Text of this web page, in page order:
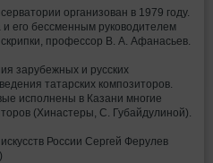
организован в 1979 году.
его бессменным руководителем
профессор В. А. Афанасьев.
зарубежных и русских
татарских композиторов.
исполнены в Казани многие
(Хинастеры, С. Губайдулиной).
России Сергей Ферулев